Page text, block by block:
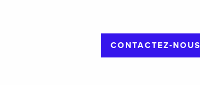
CONTACTEZ-NOUS